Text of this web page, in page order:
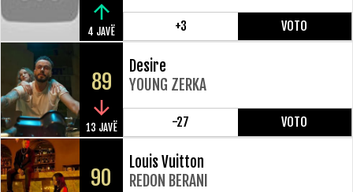
4 JAVË +3 VOTO
89
13 JAVË
Desire
YOUNG ZERKA
-27 VOTO
90
Louis Vuitton
REDON BERANI